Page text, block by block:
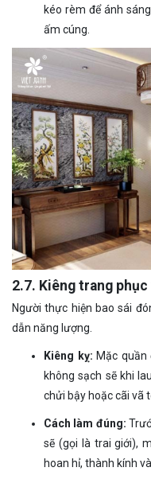
kéo rèm để ánh
ấm cúng.
2.7. Kiêng trang
Người thực hiện bao sái
dẫn năng lượng.
Kiêng kỵ: Mặc quần
không sạch sẽ khi
chửi bậy hoặc cãi vã
Cách làm đúng:
sẽ (gọi là trai giới),
hoan hỉ, thành kính